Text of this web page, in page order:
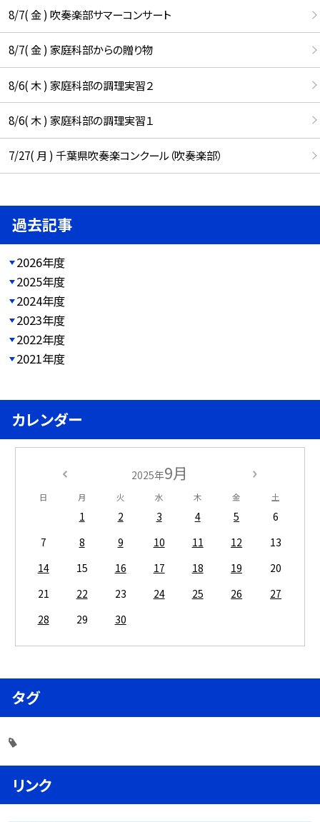
8/7( 金 ) 吹奏楽部サマーコンサート
8/7( 金 ) 家庭科部からの贈り物
8/6( 木 ) 家庭科部の調理実習２
8/6( 木 ) 家庭科部の調理実習１
7/27( 月 ) 千葉県吹奏楽コンクール（吹奏楽部）
過去記事
2026年度
2025年度
2024年度
2023年度
2022年度
2021年度
カレンダー
2025年9月
日 月 火 水 木 金 土
1 2 3 4 5
6
7
8 9 10 11 12
13
14
15 16 17 18 19
20
21
22 23 24 25 26
27
28
29 30
タグ
リンク